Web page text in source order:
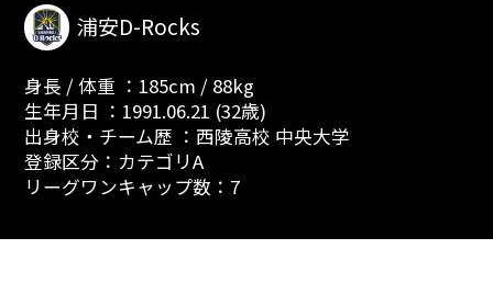
浦安D-Rocks
身長 / 体重 ：185cm / 88kg
生年月日 ：1991.06.21 (32歳)
出身校・チーム歴 ：西陵高校 中央大学
登録区分：カテゴリA
リーグワンキャップ数：7